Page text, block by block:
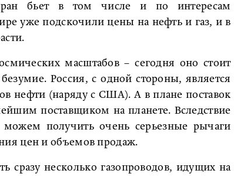
бьет в том числе и по интересам
уже подскочили цены на нефть и газ, и в
масштабов – сегодня оно стоит
Россия, с одной стороны, является
нефти (наряду с США). А в плане поставок
поставщиком на планете. Вследствие
получить очень серьезные рычаги
цен и объемов продаж.
сразу несколько газопроводов, идущих на